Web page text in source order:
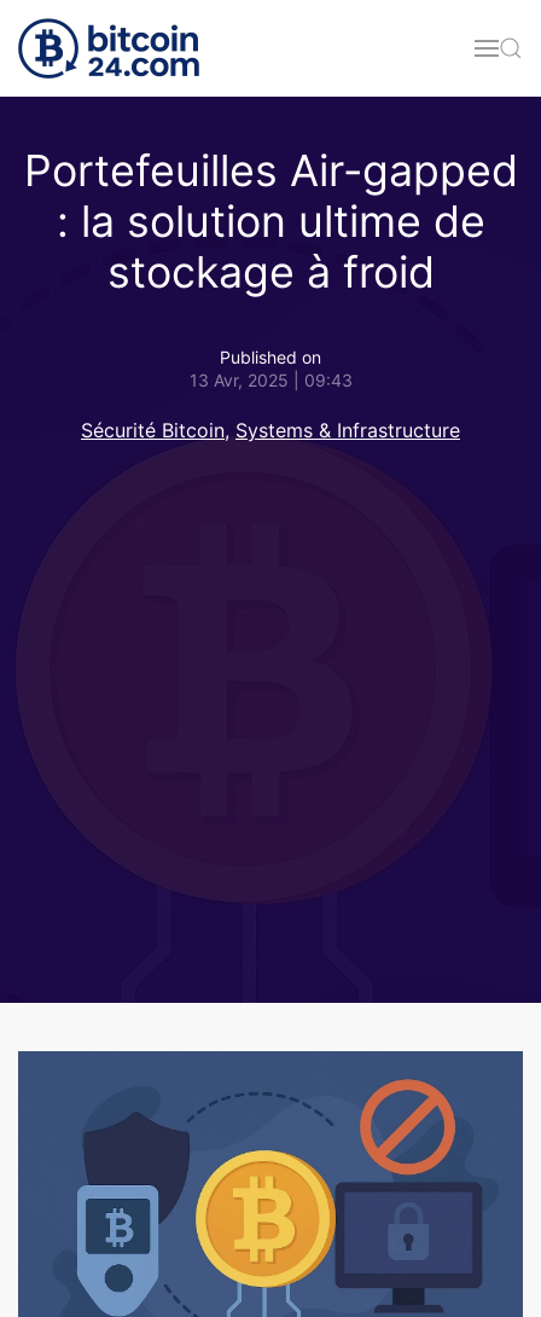
Accéder au contenu principal
Portefeuilles Air-gapped
: la solution ultime de
stockage à froid
Published on
13 Avr, 2025 | 09:43
Sécurité Bitcoin, Systems & Infrastructure